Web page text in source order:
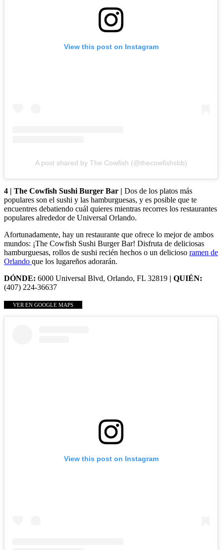
View this post on Instagram
A post shared by The Cowfish (@thecowfishsbb)
4 | The Cowfish Sushi Burger Bar | Dos de los platos más
populares son el sushi y las hamburguesas, y es posible que te
encuentres debatiendo cuál quieres mientras recorres los restaurantes
populares alrededor de Universal Orlando.
Afortunadamente, hay un restaurante que ofrece lo mejor de ambos
mundos: ¡The Cowfish Sushi Burger Bar! Disfruta de deliciosas
hamburguesas, rollos de sushi recién hechos o un delicioso ramen de
Orlando que los lugareños adorarán.
DÓNDE: 6000 Universal Blvd, Orlando, FL 32819 | QUIÉN:
(407) 224-36637
VER EN GOOGLE MAPS
View this post on Instagram